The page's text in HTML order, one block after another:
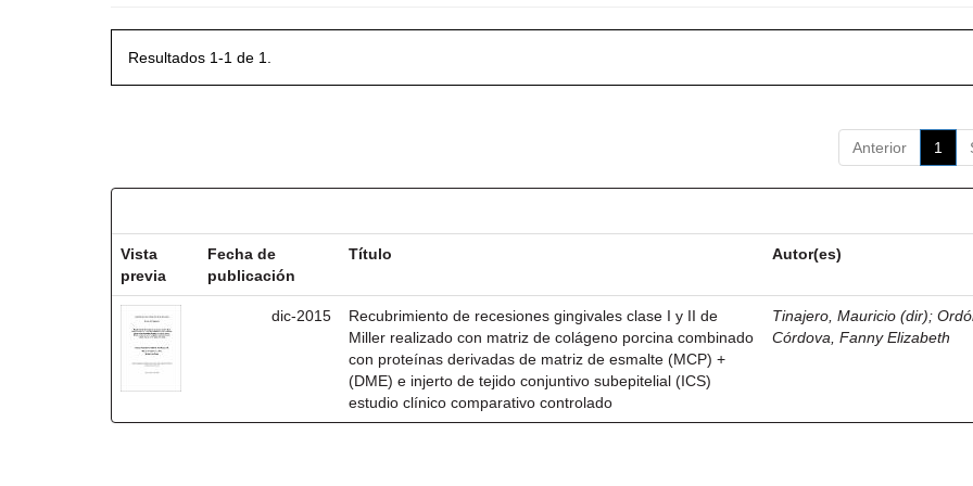
Resultados 1-1 de 1.
Anterior 1
Vista
previa
Fecha de
publicación
Título Autor(es)
dic-2015
Recubrimiento de recesiones gingivales clase I y II de
Miller realizado con matriz de colágeno porcina combinado
con proteínas derivadas de matriz de esmalte (MCP) +
(DME) e injerto de tejido conjuntivo subepitelial (ICS)
estudio clínico comparativo controlado
Tinajero, Mauricio (dir);
Córdova, Fanny Elizabeth